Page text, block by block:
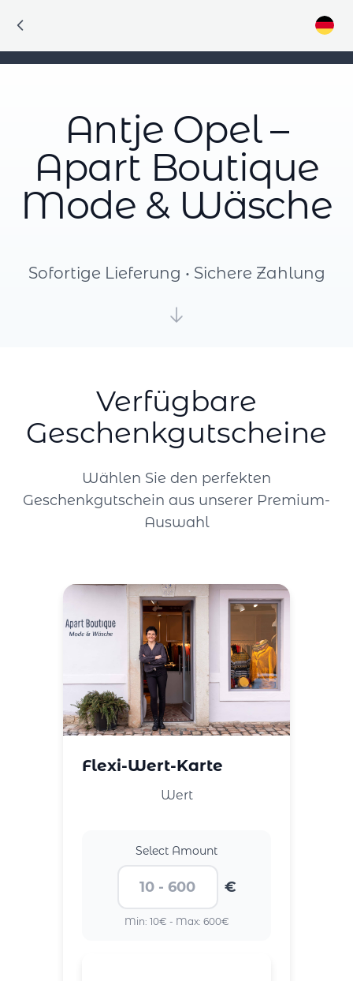
Antje Opel –
Apart Boutique
Mode & Wäsche
Sofortige Lieferung • Sichere Zahlung
Verfügbare
Geschenkgutscheine
Wählen Sie den perfekten
Geschenkgutschein aus unserer Premium-
Auswahl
Flexi-Wert-Karte
Wert
Select Amount
€
Min: 10€ - Max: 600€